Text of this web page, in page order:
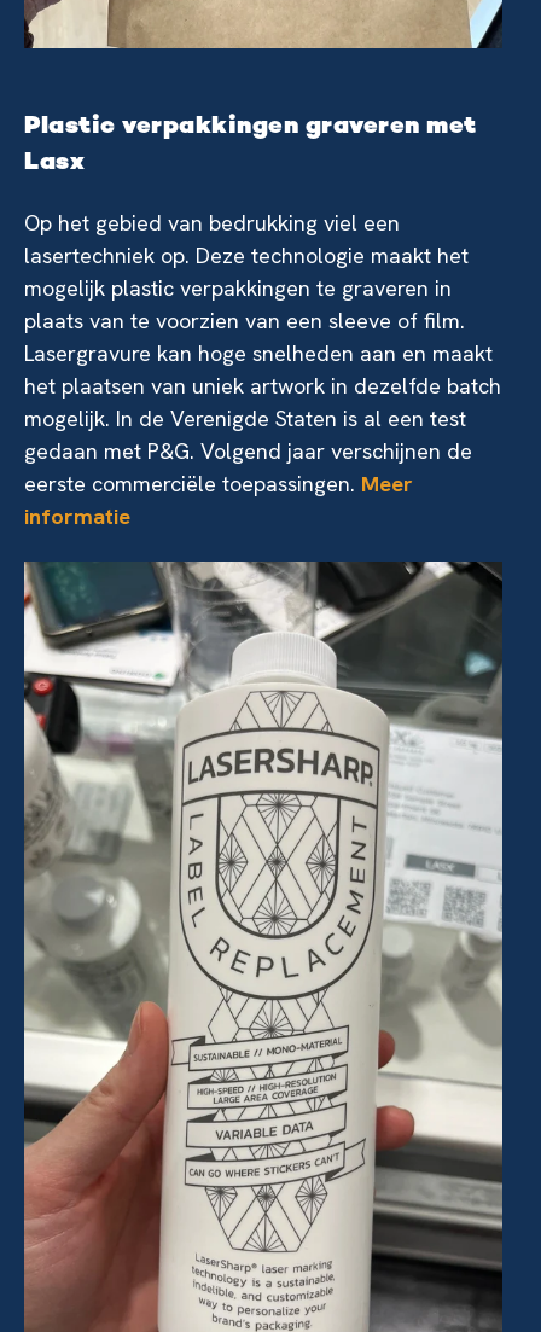
Plastic verpakkingen graveren met
Lasx
Op het gebied van bedrukking viel een
lasertechniek op. Deze technologie maakt het
mogelijk plastic verpakkingen te graveren in
plaats van te voorzien van een sleeve of film.
Lasergravure kan hoge snelheden aan en maakt
het plaatsen van uniek artwork in dezelfde batch
mogelijk. In de Verenigde Staten is al een test
gedaan met P&G. Volgend jaar verschijnen de
eerste commerciële toepassingen. Meer
informatie